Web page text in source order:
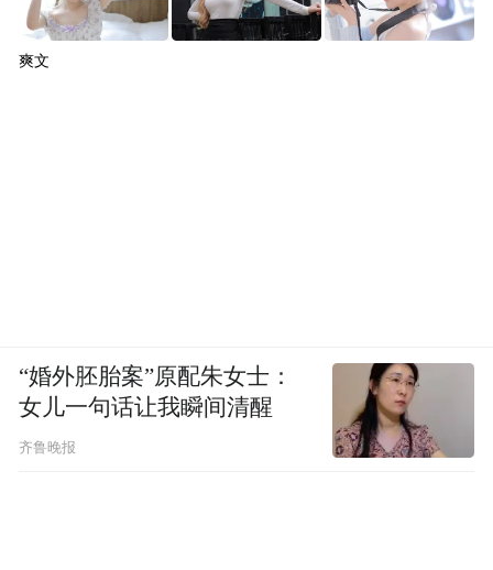
爽文
“婚外胚胎案”原配朱女士：
女儿一句话让我瞬间清醒
齐鲁晚报